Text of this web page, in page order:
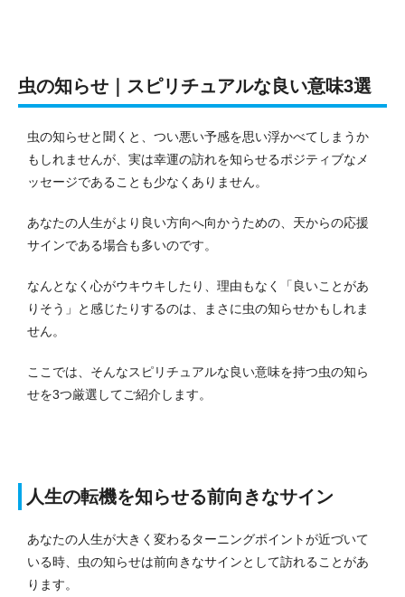
虫の知らせ｜スピリチュアルな良い意味3選
虫の知らせと聞くと、つい悪い予感を思い浮かべてしまうか
もしれませんが、実は幸運の訪れを知らせるポジティブなメ
ッセージであることも少なくありません。
あなたの人生がより良い方向へ向かうための、天からの応援
サインである場合も多いのです。
なんとなく心がウキウキしたり、理由もなく「良いことがあ
りそう」と感じたりするのは、まさに虫の知らせかもしれま
せん。
ここでは、そんなスピリチュアルな良い意味を持つ虫の知ら
せを3つ厳選してご紹介します。
人生の転機を知らせる前向きなサイン
あなたの人生が大きく変わるターニングポイントが近づいて
いる時、虫の知らせは前向きなサインとして訪れることがあ
ります。